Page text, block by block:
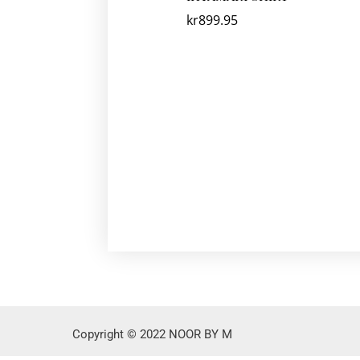
kr899.95
Copyright © 2022 NOOR BY M